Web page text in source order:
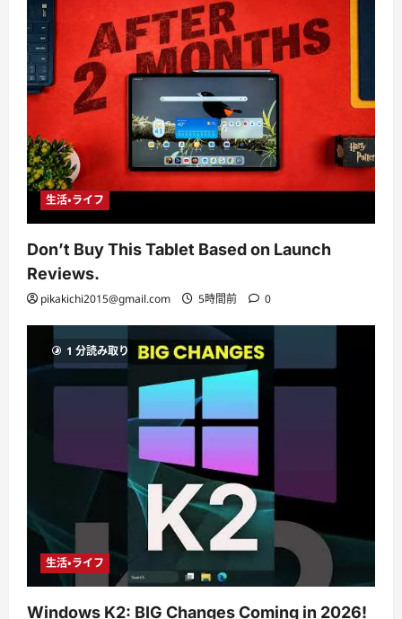
生活・ライフ
Don’t Buy This Tablet Based on Launch
Reviews.
pikakichi2015@gmail.com 5時間前 0
1 分読み取り
生活・ライフ
Windows K2: BIG Changes Coming in 2026!